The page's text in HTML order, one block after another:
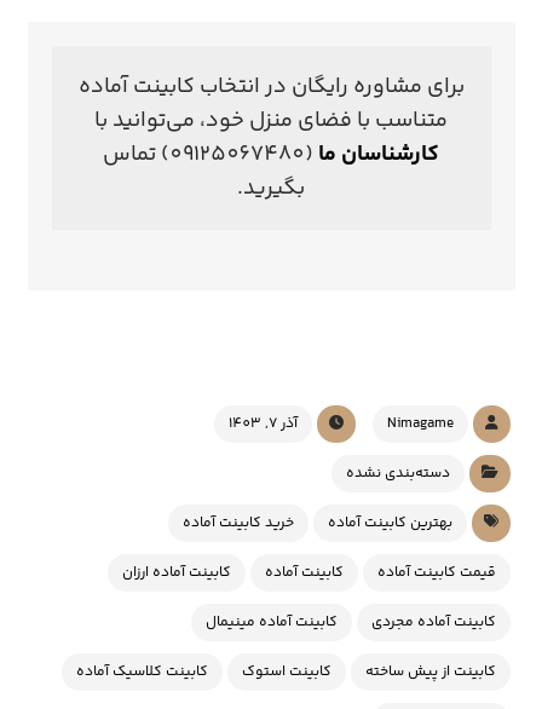
برای مشاوره رایگان در انتخاب کابینت آماده
متناسب با فضای منزل خود، می‌توانید با
کارشناسان ما
(09125067480) تماس
بگیرید.
Nimagame آذر 7, 1403
دسته‌بندی نشده
بهترین کابینت آماده خرید کابینت آماده
قیمت کابینت آماده کابینت آماده کابینت آماده ارزان
کابینت آماده مجردی کابینت آماده مینیمال
کابینت از پیش ساخته کابینت استوک کابینت کلاسیک آماده